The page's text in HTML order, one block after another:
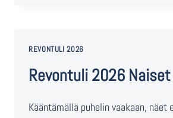
REVONTULI 2026
Revontuli 2026 Naiset
Kääntämällä puhelin vaakaan, näet